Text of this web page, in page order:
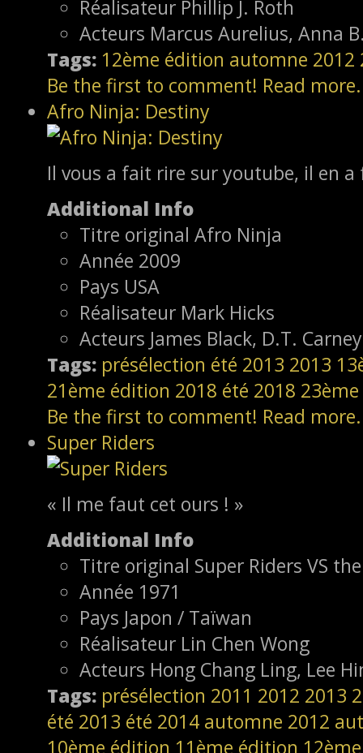
Réalisateur Phillip J. Roth
Acteurs Marcus Aurelius, Anna
Tags: 12ème édition automne 2012
Be the first to comment! Read
Afro Ninja: Destiny
Il vous a fait rire sur youtube, il en
Additional Info
Titre original Afro Ninja
Année 2009
Pays USA
Réalisateur Mark Hicks
Acteurs James Black, D.T.
Tags: présélection été 2013 2013
21ème édition 2018 été 2018
Be the first to comment! Read
Super Riders
« Il me faut cet ours ! »
Additional Info
Titre original Super Riders VS
Année 1971
Pays Japon / Taïwan
Réalisateur Lin Chen Wong
Acteurs Hong Chang Ling, Lee
Tags: présélection 2011 2012 2013
été 2013 été 2014 automne 2012
10ème édition 11ème édition